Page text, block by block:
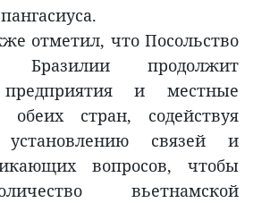
отметил, что Посольство
продолжит
предприятия и местные
обеих стран, содействуя
связей и
вопросов, чтобы
вьетнамской